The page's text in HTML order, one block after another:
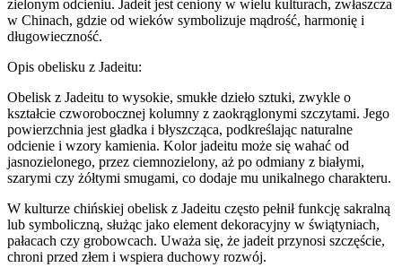
zielonym odcieniu. Jadeit jest ceniony w wielu kulturach, zwłaszcza
w Chinach, gdzie od wieków symbolizuje mądrość, harmonię i
długowieczność.
Opis obelisku z Jadeitu:
Obelisk z Jadeitu to wysokie, smukłe dzieło sztuki, zwykle o
kształcie czworobocznej kolumny z zaokrąglonymi szczytami. Jego
powierzchnia jest gładka i błyszcząca, podkreślając naturalne
odcienie i wzory kamienia. Kolor jadeitu może się wahać od
jasnozielonego, przez ciemnozielony, aż po odmiany z białymi,
szarymi czy żółtymi smugami, co dodaje mu unikalnego charakteru.
W kulturze chińskiej obelisk z Jadeitu często pełnił funkcję sakralną
lub symboliczną, służąc jako element dekoracyjny w świątyniach,
pałacach czy grobowcach. Uważa się, że jadeit przynosi szczęście,
chroni przed złem i wspiera duchowy rozwój.